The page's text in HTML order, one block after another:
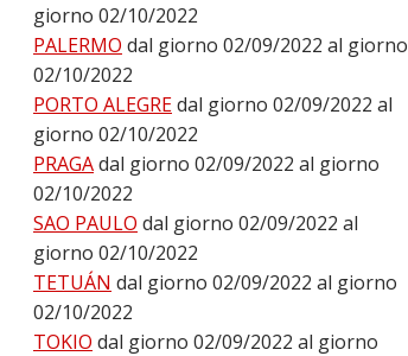
giorno 02/10/2022
PALERMO dal giorno 02/09/2022 al giorno
02/10/2022
PORTO ALEGREdal giorno 02/09/2022 al
giorno 02/10/2022
PRAGAdal giorno 02/09/2022 al giorno
02/10/2022
SAO PAULO dal giorno 02/09/2022 al
giorno 02/10/2022
TETUÁN dal giorno 02/09/2022 al giorno
02/10/2022
TOKIO dal giorno 02/09/2022 al giorno